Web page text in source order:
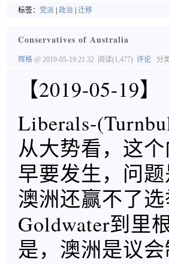
标签： 党派 政治 迁移
Conservatives of Australia
辉格 @ 2019-05-19 21:32 阅读(1,477) 评论 分
【2019-05-19】
Liberals-
从大势看，这
早要发生，问
澳洲还赢不了
Goldwater到里
是，澳洲是议